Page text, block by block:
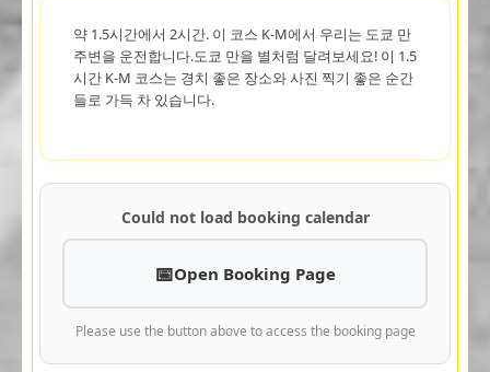
약 1.5시간에서 2시간. 이 코스 K-M에서 우리는 도쿄 만
주변을 운전합니다.도쿄 만을 별처럼 달려보세요! 이 1.5
시간 K-M 코스는 경치 좋은 장소와 사진 찍기 좋은 순간
들로 가득 차 있습니다.
Could not load booking calendar
Open Booking Page
Please use the button above to access the booking page